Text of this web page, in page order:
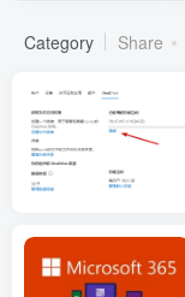
Category Share